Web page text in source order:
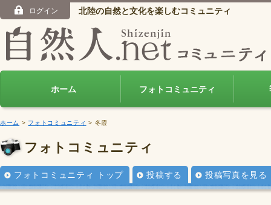
ログイン 北陸の自然と文化を楽しむコミュニティ
ホーム フォトコミュニティ
ホーム > フォトコミュニティ > 冬霞
フォトコミュニティ
フォトコミュニティ トップ 投稿する 投稿写真を見る